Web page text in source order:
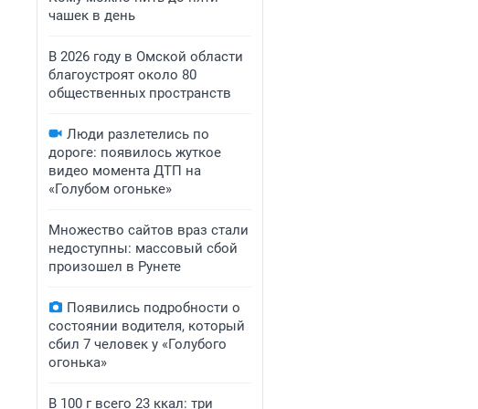
чашек в день
В 2026 году в Омской области
благоустроят около 80
общественных пространств
Люди разлетелись по
дороге: появилось жуткое
видео момента ДТП на
«Голубом огоньке»
Множество сайтов враз стали
недоступны: массовый сбой
произошел в Рунете
Появились подробности о
состоянии водителя, который
сбил 7 человек у «Голубого
огонька»
В 100 г всего 23 ккал: три